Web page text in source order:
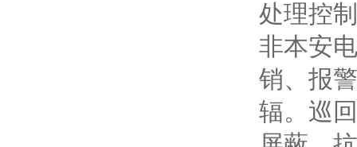
处理控
非本安
销、报
辐。巡